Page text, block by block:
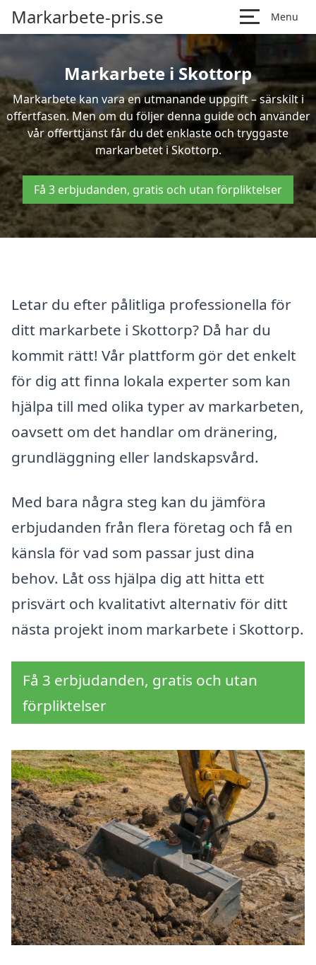
Markarbete-pris.se Menu
Markarbete i Skottorp
Markarbete kan vara en utmanande uppgift – särskilt i
offertfasen. Men om du följer denna guide och använder
vår offerttjänst får du det enklaste och tryggaste
markarbetet i Skottorp.
Få 3 erbjudanden, gratis och utan förpliktelser
Letar du efter pålitliga professionella för
ditt markarbete i Skottorp? Då har du
kommit rätt! Vår plattform gör det enkelt
för dig att finna lokala experter som kan
hjälpa till med olika typer av markarbeten,
oavsett om det handlar om dränering,
grundläggning eller landskapsvård.
Med bara några steg kan du jämföra
erbjudanden från flera företag och få en
känsla för vad som passar just dina
behov. Låt oss hjälpa dig att hitta ett
prisvärt och kvalitativt alternativ för ditt
nästa projekt inom markarbete i Skottorp.
Få 3 erbjudanden, gratis och utan
förpliktelser